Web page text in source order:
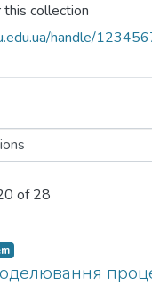
collection
handle/
of 28